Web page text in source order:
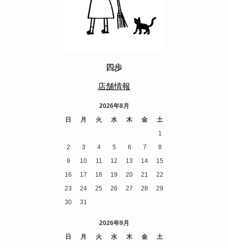
四歩
店舗情報
2026年8月
日
月 火 水 木 金
土
1
2
3 4 5 6 7
8
9
10 11 12 13 14
15
16
17 18 19 20 21
22
23
24 25 26 27 28
29
30
31
2026年9月
日
月 火 水 木 金
土